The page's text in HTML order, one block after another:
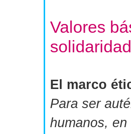
Valores
solidaridad
El marco
Para ser
humanos,